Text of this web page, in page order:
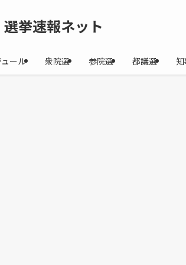
選挙速報ネット
ール 衆院選 参院選 都議選